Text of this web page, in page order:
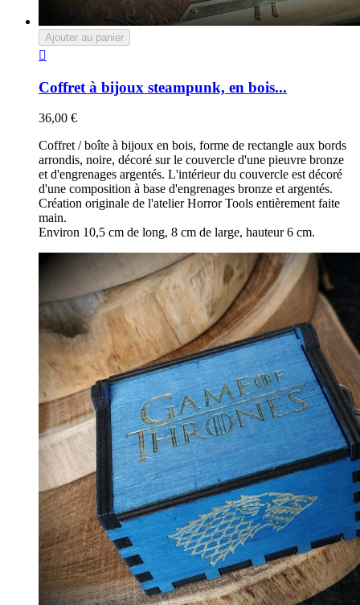
Ajouter au panier

Coffret à bijoux steampunk, en bois...
36,00 €
Coffret / boîte à bijoux en bois, forme de rectangle aux bords
arrondis, noire, décoré sur le couvercle d'une pieuvre bronze
et d'engrenages argentés. L'intérieur du couvercle est décoré
d'une composition à base d'engrenages bronze et argentés.
Création originale de l'atelier Horror Tools entièrement faite
main.
Environ 10,5 cm de long, 8 cm de large, hauteur 6 cm.